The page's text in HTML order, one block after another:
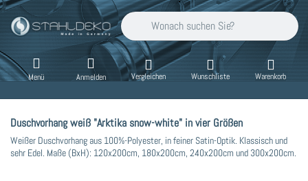
Geben Sie einen Suchbegriff ein. Während
Menü Anmelden Vergleichen Wunschliste Warenkorb
Duschvorhang weiß "Arktika snow-white" in vier Größen
Weißer Duschvorhang aus 100%-Polyester, in feiner Satin-Optik. Klassisch und
sehr Edel. Maße (BxH): 120x200cm, 180x200cm, 240x200cm und 300x200cm.